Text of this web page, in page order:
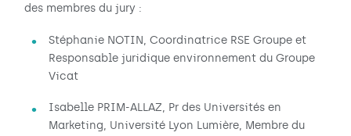
des membres du jury :
Stéphanie NOTIN, Coordinatrice RSE Groupe et
Responsable juridique environnement du Groupe
Vicat
Isabelle PRIM-ALLAZ, Pr des Universités en
Marketing, Université Lyon Lumière, Membre du